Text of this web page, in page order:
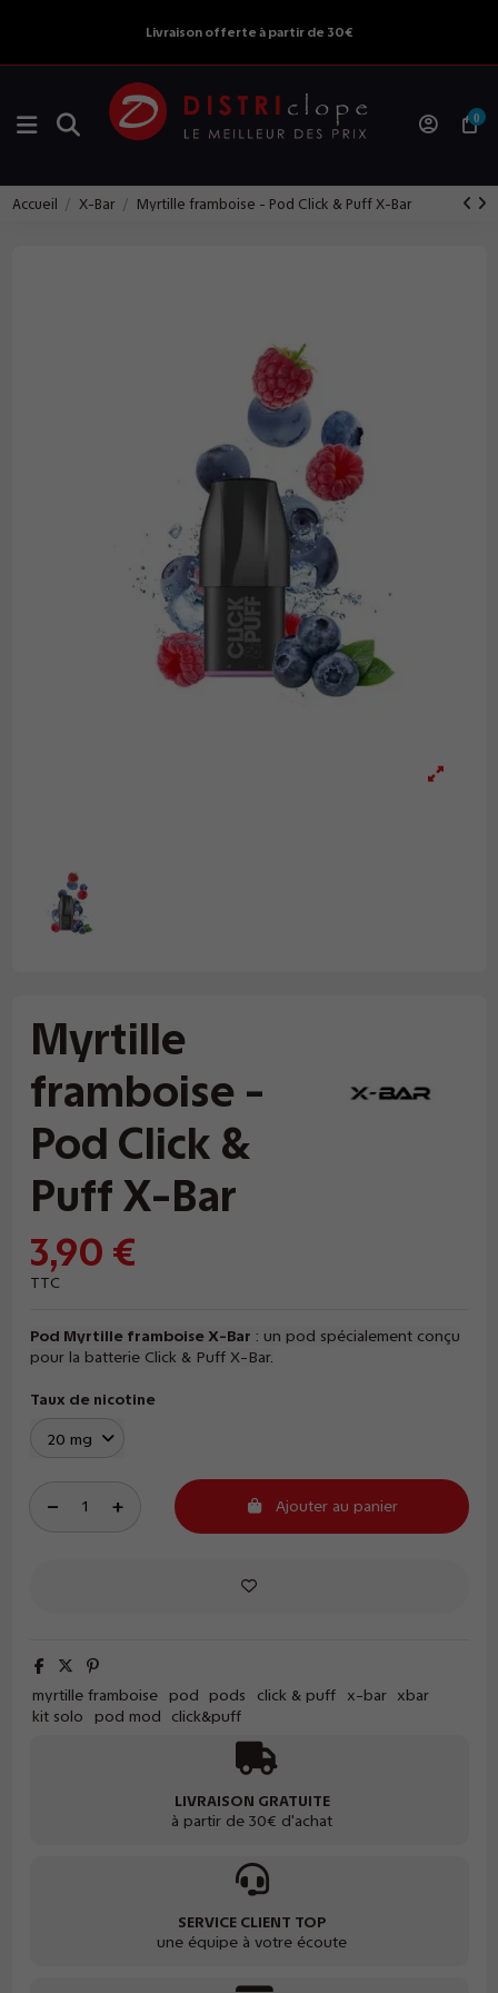
Livraison offerte à partir de 30€
0
Accueil X-Bar Myrtille framboise - Pod Click & Puff X-Bar
Myrtille
framboise -
Pod Click &
Puff X-Bar
3,90 €
TTC
Pod Myrtille framboise X-Bar : un pod spécialement conçu
pour la batterie Click & Puff X-Bar.
Taux de nicotine
Ajouter au panier
myrtille framboise pod pods click & puff x-bar
xbar
kit solo
pod mod click&puff
LIVRAISON GRATUITE
à partir de 30€ d'achat
SERVICE CLIENT TOP
une équipe à votre écoute